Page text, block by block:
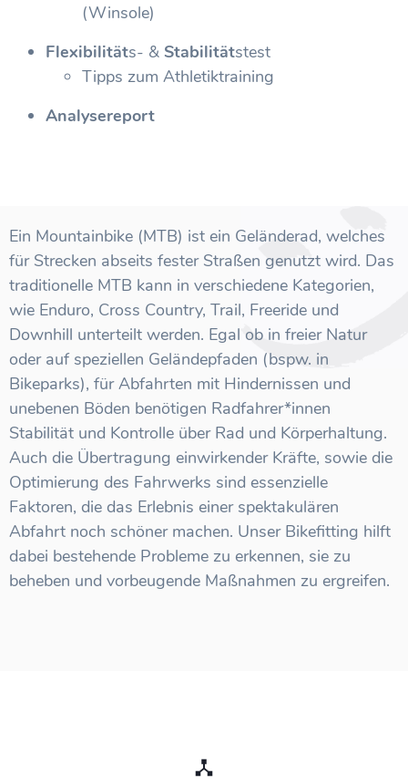
Ein Mountainbike (MTB) ist ein Geländerad, welches
für Strecken abseits fester Straßen genutzt wird. Das
traditionelle MTB kann in verschiedene Kategorien,
wie Enduro, Cross Country, Trail, Freeride und
Downhill unterteilt werden. Egal ob in freier Natur
oder auf speziellen Geländepfaden (bspw. in
Bikeparks), für Abfahrten mit Hindernissen und
unebenen Böden benötigen Radfahrer*innen
Stabilität und Kontrolle über Rad und Körperhaltung.
Auch die Übertragung einwirkender Kräfte, sowie die
Optimierung des Fahrwerks sind essenzielle
Faktoren, die das Erlebnis einer spektakulären
Abfahrt noch schöner machen. Unser Bikefitting hilft
dabei bestehende Probleme zu erkennen, sie zu
beheben und vorbeugende Maßnahmen zu ergreifen.
(Winsole)
Flexibilitäts- & Stabilitätstest
Tipps zum Athletiktraining
Analysereport